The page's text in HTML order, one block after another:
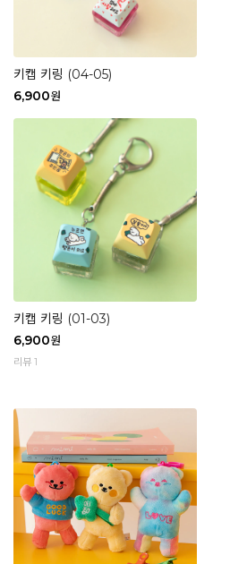
키캡 키링 (04-05)
6,900원
키캡 키링 (01-03)
6,900원
리뷰 1